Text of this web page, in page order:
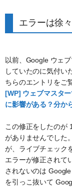
エラーは徐
以前、Google ウェ
していたのに気付い
ちらのエントリをご
[WP] ウェブマスタ
に影響がある？分か
この修正をしたのが
がありませんでした
が、ライブチェック
エラーが修正されて
されないのは
を引っこ抜いて